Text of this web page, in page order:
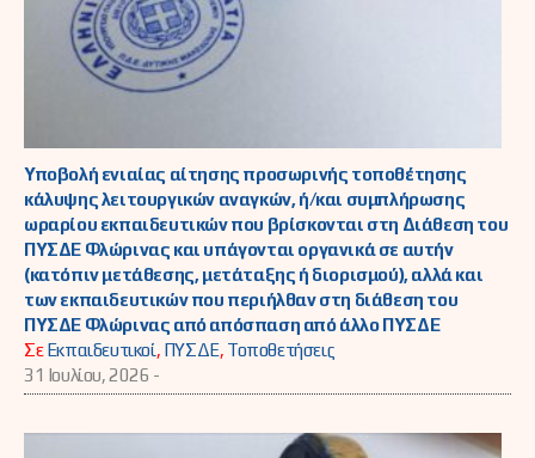
Υποβολή ενιαίας αίτησης προσωρινής τοποθέτησης
κάλυψης λειτουργικών αναγκών, ή/και συμπλήρωσης
ωραρίου εκπαιδευτικών που βρίσκονται στη Διάθεση του
ΠΥΣΔΕ Φλώρινας και υπάγονται οργανικά σε αυτήν
(κατόπιν μετάθεσης, μετάταξης ή διορισμού), αλλά και
των εκπαιδευτικών που περιήλθαν στη διάθεση του
ΠΥΣΔΕ Φλώρινας από απόσπαση από άλλο ΠΥΣΔΕ
ΣεΕκπαιδευτικοί, ΠΥΣΔΕ, Τοποθετήσεις
31 Ιουλίου, 2026 -